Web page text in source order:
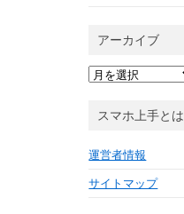
アーカイブ
ア
ー
ブスマホ上手とは
運営者情報
サイトマップ